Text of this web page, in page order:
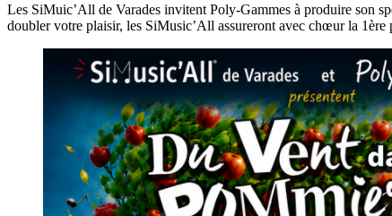
Les SiMuic’All de Varades invitent Poly-Gammes à produire son
doubler votre plaisir, les SiMusic’All assureront avec chœur la 1ère